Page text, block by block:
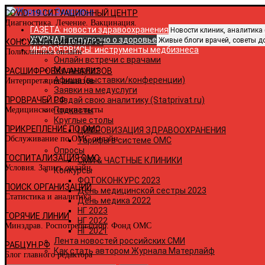
COVID-19 СИТУАЦИОННЫЙ ЦЕНТР
Диагностика. Лечение. Вакцинация.
КОНСУЛЬТАЦИЯ ОНЛАЙН
Поликлиника онлайн
РАСШИФРОВКА АНАЛИЗОВ
Интерпретация анализов
ПРОВРАЧЕЙ.РФ
Медицинские специалисты
ПРИКРЕПЛЕНИЕ ПО ОМС
Обслуживание по ОМС онлайн
ГОСПИТАЛИЗАЦИЯ ОМС
Условия. Запись онлайн.
ПОИСК ОРГАНИЗАЦИЙ
Статистика и аналитика
ГОРЯЧИЕ ЛИНИИ
Минздрав. Роспотребнадзор. Фонд ОМС
РАБЦУН.РФ
Блог главного редактора
ГАЗЕТА: новости здравоохранения Новости клиник,
ЖУРНАЛ: популярно о здоровье Живые блоги врачей, советы
ИНФОСЕРВИСЫ: инструменты медбизнеса
Онлайн встречи с врачами
Медмаркет
Афиша (выставки/конференции)
Заявки на медуслуги
Создай свою аналитику (Statprivat.ru)
Подкасты
Круглые столы
ЦИФРОВИЗАЦИЯ ЗДРАВООХРАНЕНИЯ
Тарифы в системе ОМС
Опросы
СМИ & ЧАСТНЫЕ КЛИНИКИ
Конкурсы
ФОТОКОНКУРС 2023
День медицинской сестры 2023
День медика 2022
НГ 2023
НГ 2022
НГ 2021
Лента новостей российских СМИ
Как стать автором Журнала Матерлайф